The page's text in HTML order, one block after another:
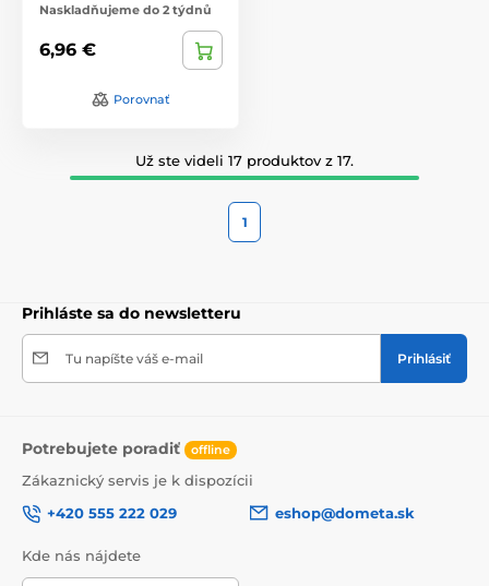
Naskladňujeme do 2 týdnů
6,96 €
Porovnať
Už ste videli 17 produktov z 17.
1
Prihláste sa do newsletteru
Tu napíšte váš e-mail Prihlásiť
Potrebujete poradiť offline
Zákaznický servis je k dispozícii
+420 555 222 029
eshop@dometa.sk
Kde nás nájdete